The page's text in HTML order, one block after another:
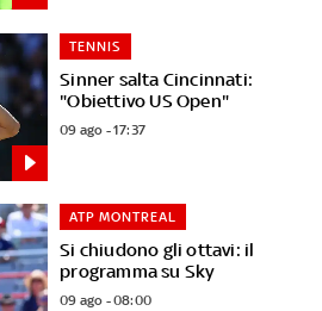
Sinner salta Cincinnati:
"Obiettivo US Open"
TENNIS
09 ago - 17:37
Si chiudono gli ottavi: il
programma su Sky
ATP MONTREAL
09 ago - 08:00